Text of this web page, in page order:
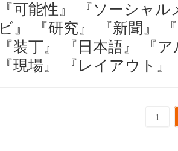
『可能性』
『ソーシャ
ビ』
『研究』 『新聞』
『装丁』
『日本語』
『
『現場』
『レイアウト』
1